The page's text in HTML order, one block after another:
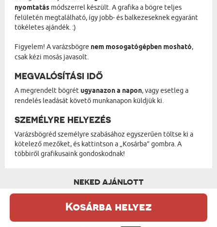
Kosárba helyez
nyomtatás módszerrel készült. A grafika a bögre teljes
felületén megtalálható, így jobb- és balkezeseknek egyaránt
tökéletes ajándék. :)
Figyelem! A varázsbögre nem mosogatógépben mosható,
csak kézi mosás javasolt.
MEGVALÓSÍTÁSI IDŐ
A megrendelt bögrét ugyanazon a napon, vagy esetleg a
rendelés leadását követő munkanapon küldjük ki.
SZEMÉLYRE HELYEZÉS
Varázsbögréd személyre szabásához egyszerűen töltse ki a
kötelező mezőket, és kattintson a „Kosárba” gombra. A
többiről grafikusaink gondoskodnak!
NEKED AJÁNLOTT
Ez a weboldal sütiket (cookie-kat) használ. A sütikről bővebben az